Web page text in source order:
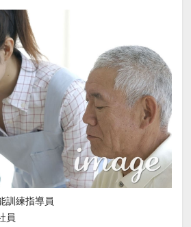
訓練指導員
員